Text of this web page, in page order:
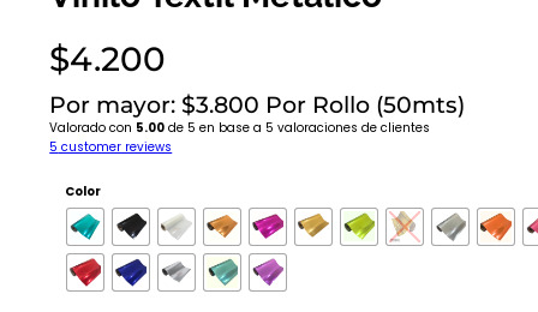
$4.200
Por mayor: $3.800 Por Rollo (50mts)
Valorado con 5.00 de 5 en base a 5 valoraciones de clientes
5 customer reviews
Color